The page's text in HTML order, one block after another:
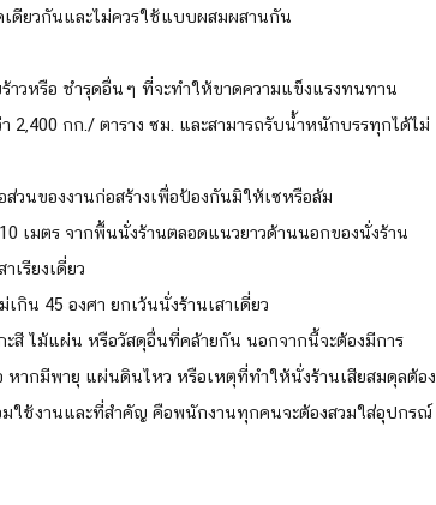
ดียวกันและไม่ควรใช้แบบผสมผสานกัน
าวหรือ ชำรุดอื่นๆ ที่จะทำให้ขาดความแข็งแรงทนทาน
2,400 กก./ ตาราง ซม. และสามารถรับน้ำหนักบรรทุกได้ไม่
วนของงานก่อสร้างเพื่อป้องกันมิให้เซหรือล้ม
เมตร จากพื้นนั่งร้านตลอดแนวยาวด้านนอกของนั่งร้าน
เรียงเดี่ยว
น 45 องศา ยกเว้นนั่งร้านเสาเดี่ยว
สี ไม้แผ่น หรือวัสดุอื่นที่คล้ายกัน นอกจากนี้จะต้องมีการ
หากมีพายุ แผ่นดินไหว หรือเหตุที่ทำให้นั่งร้านเสียสมดุลต้อง
ใช้งานและที่สำคัญ คือพนักงานทุกคนจะต้องสวมใส่อุปกรณ์